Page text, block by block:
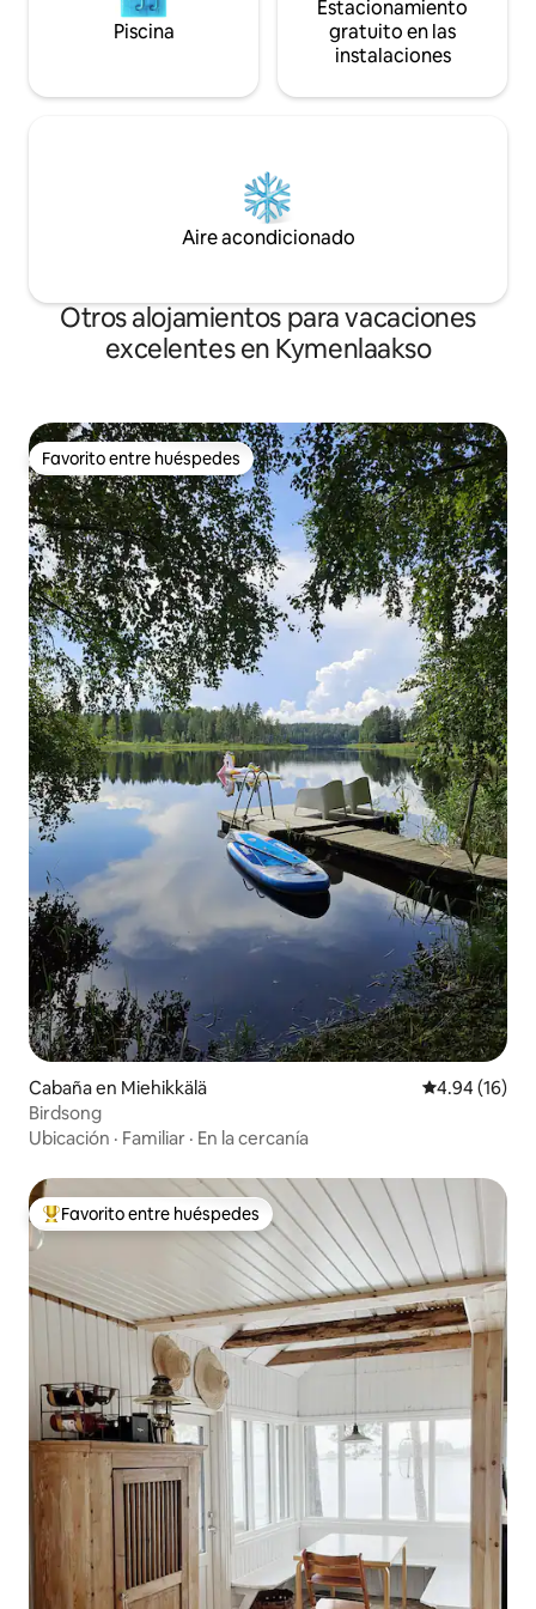
Piscina
Estacionamiento
gratuito en las
instalaciones
Aire acondicionado
Otros alojamientos para vacaciones
excelentes en Kymenlaakso
Favorito entre huéspedes
Favorito entre huéspedes
Cabaña en Miehikkälä Calificación
4.94 (16)
Birdsong
Ubicación · Familiar · En la cercanía
Favorito entre huéspedes preferido
Favorito entre huéspedes